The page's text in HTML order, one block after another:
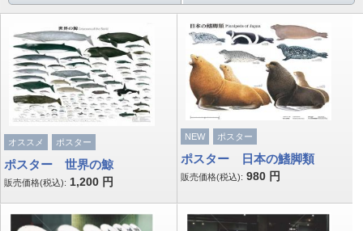
オススメ ポスター
ポスター 世界の鯨
販売価格(税込): 1,200 円
NEW ポスター
ポスター 日本の鰭脚類
販売価格(税込): 980 円